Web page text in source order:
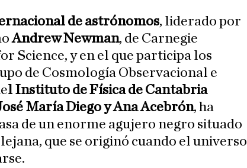
de astrónomos, liderado por
Andrew Newman, de Carnegie
Science, y en el que participa los
de Cosmología Observacional e
l Instituto de Física de Cantabria
María Diego y Ana Acebrón, ha
de un enorme agujero negro situado
que se originó cuando el universo